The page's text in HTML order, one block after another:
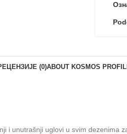
(0)ABOUT KOSMOS PROFIL
i unutrašnji uglovi u svim dezenima